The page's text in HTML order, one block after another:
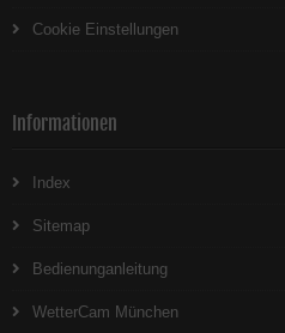
Cookie Einstellungen
Informationen
Index
Sitemap
Bedienunganleitung
WetterCam München